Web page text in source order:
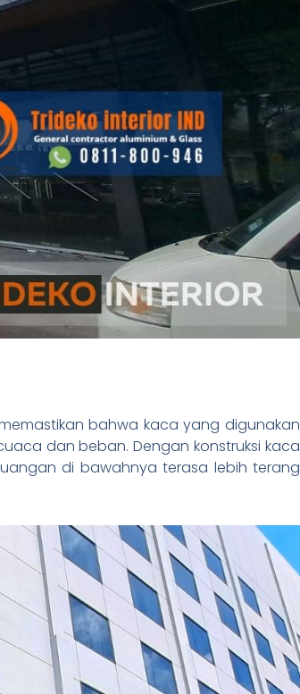
bahwa kaca yang digunakan
dan beban. Dengan konstruksi kaca
di bawahnya terasa lebih terang